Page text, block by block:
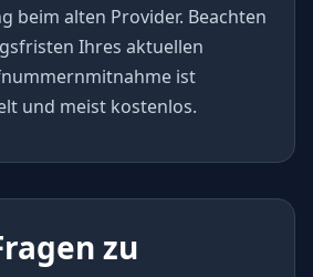
beim alten Provider. Beachten
Ihres aktuellen
ist
und meist kostenlos.
zu